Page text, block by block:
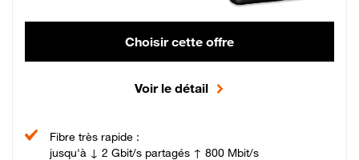
Choisir cette offre
Voir le détail
Fibre très rapide :
jusqu'à ↓ 2 Gbit/s partagés ↑ 800 Mbit/s